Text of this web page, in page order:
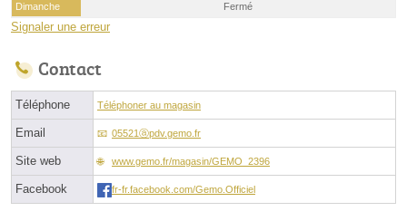
Dimanche
Fermé
Signaler une erreur
Contact
Téléphone Téléphoner au magasin
Email 05521ⓐpdv.gemo.fr
Site web www.gemo.fr/magasin/GEMO_2396
Facebook fr-fr.facebook.com/Gemo.Officiel